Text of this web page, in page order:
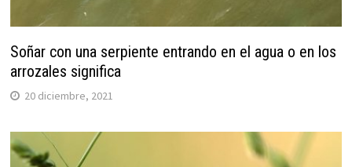
Soñar con una serpiente entrando en el agua o en los
arrozales significa
20 diciembre, 2021